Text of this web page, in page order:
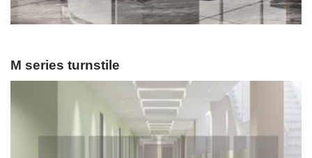
M series turnstile